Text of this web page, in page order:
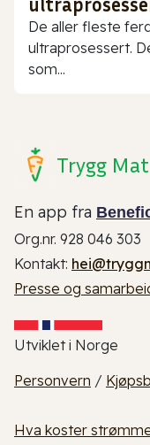
De aller fleste
ultraprosessert.
som...
Trygg Mat
En app fra
Org.nr. 928 046 303
Kontakt:
Presse og
Utviklet i Norge
Personvern /
Hva koster